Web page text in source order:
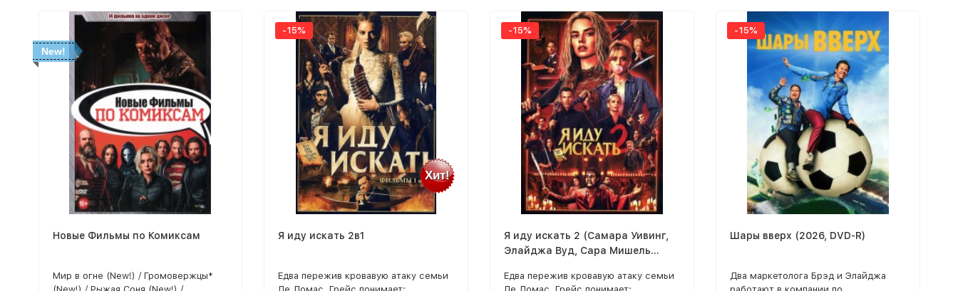
3 / Один дома 4 / Один дома 5:
Праздничное ограбление
New!
Новые Фильмы по Комиксам
Мир в огне (New!) / Громовержцы*
(New!) / Рыжая Соня (New!) /
Хит!
-15%
Я иду искать 2в1
Едва пережив кровавую атаку семьи
Ле Домас, Грейс понимает:
-15%
Я иду искать 2 (Самара Уивинг,
Элайджа Вуд, Сара Мишель
Едва пережив кровавую атаку семьи
Ле Домас, Грейс понимает:
-15%
Шары вверх (2026, DVD-R)
Два маркетолога Брэд и Элайджа
работают в компании по